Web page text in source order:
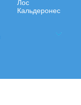
Лос
Кальдеронес